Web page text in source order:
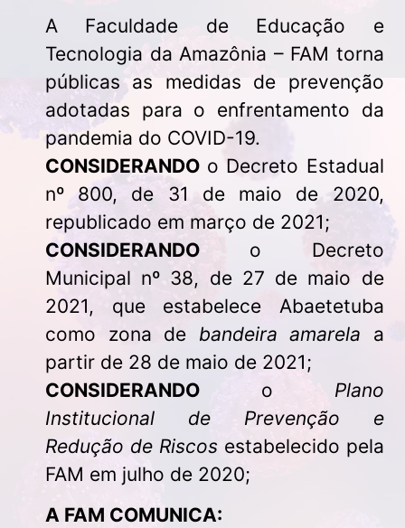
A Faculdade de Educação e
Tecnologia da Amazônia – FAM torna
públicas as medidas de prevenção
adotadas para o enfrentamento da
pandemia do COVID-19.
CONSIDERANDO o Decreto Estadual
nº 800, de 31 de maio de 2020,
republicado em março de 2021;
CONSIDERANDO o Decreto
Municipal nº 38, de 27 de maio de
2021, que estabelece Abaetetuba
como zona de bandeira amarela a
partir de 28 de maio de 2021;
CONSIDERANDO o Plano
Institucional de Prevenção e
Redução de Riscosestabelecido pela
FAM em julho de 2020;
A FAM COMUNICA: